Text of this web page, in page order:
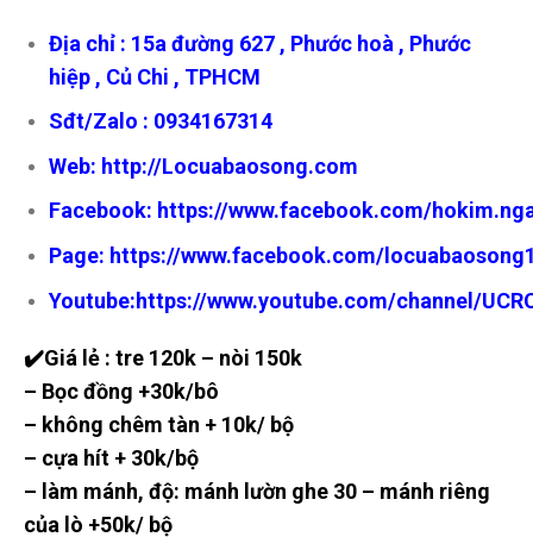
Địa chỉ : 15a đường 627 , Phước hoà , Phước
hiệp , Củ Chi , TPHCM
Sđt/Zalo : 0934167314
Web: http://Locuabaosong.com
Facebook: https://www.facebook.com/
Page: https://www.facebook.com/
Youtube:https://www.youtube.com/channel/
✔️Giá lẻ : tre 120k – nòi 150k
– Bọc đồng +30k/bô
– không chêm tàn + 10k/ bộ
– cựa hít + 30k/bộ
– làm mánh, độ: mánh lườn ghe 30 – mánh riêng
của lò +50k/ bộ